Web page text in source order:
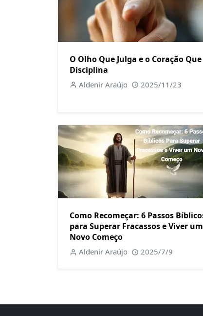
O Olho Que Julga e o Coração Que
Disciplina
Aldenir Araújo 2025/11/23
Como Recomeçar: 6 Passos
para Superar Fracassos e Viver um
Novo Começo
Aldenir Araújo 2025/7/9